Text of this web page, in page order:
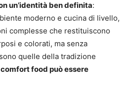
un’identità ben definita:
moderno e cucina di livello,
complesse che restituiscono
e colorati, ma senza
quelle della tradizione
food può essere